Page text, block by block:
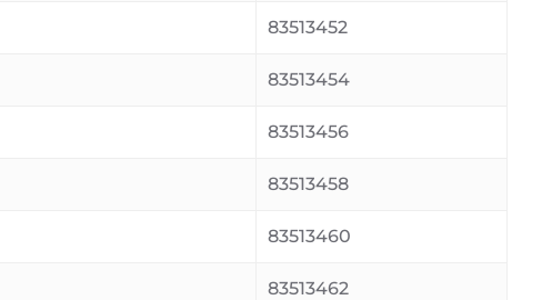
83513452
83513454
83513456
83513458
83513460
83513462